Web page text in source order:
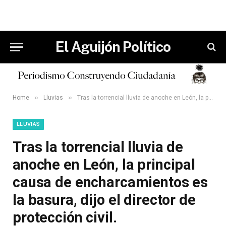
El Aguijón Político
Home » Lluvias » Tras la torrencial lluvia de anoche en León, la principal causa de encharcamientos es la basura, dijo el director de protección civil.
LLUVIAS
Tras la torrencial lluvia de
anoche en León, la principal
causa de encharcamientos es
la basura, dijo el director de
protección civil.